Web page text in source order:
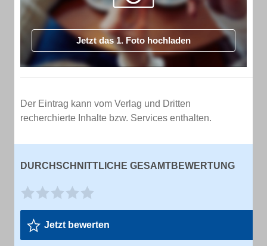
Jetzt das 1. Foto hochladen
Der Eintrag kann vom Verlag und Dritten
recherchierte Inhalte bzw. Services enthalten.
DURCHSCHNITTLICHE GESAMTBEWERTUNG
Jetzt bewerten